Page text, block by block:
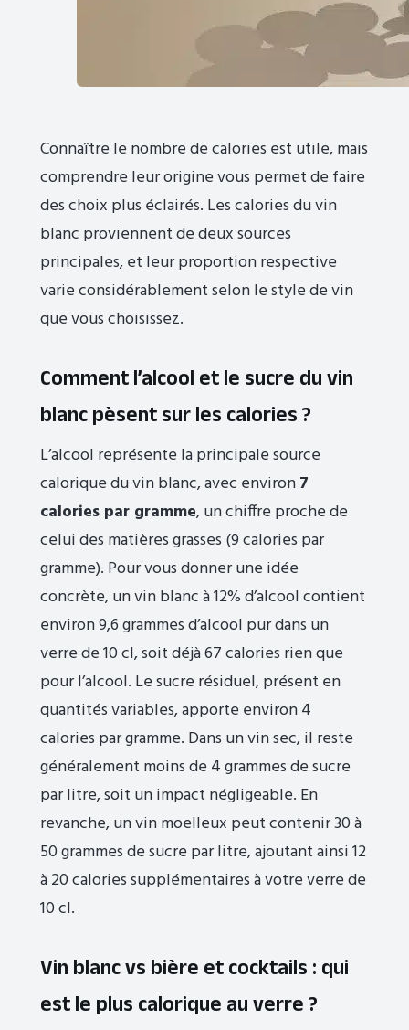
Connaître le nombre de calories est utile, mais
comprendre leur origine vous permet de faire
des choix plus éclairés. Les calories du vin
blanc proviennent de deux sources
principales, et leur proportion respective
varie considérablement selon le style de vin
que vous choisissez.
Comment l’alcool et le sucre du vin
blanc pèsent sur les calories ?
L’alcool représente la principale source
calorique du vin blanc, avec environ7
calories par gramme, un chiffre proche de
celui des matières grasses (9 calories par
gramme). Pour vous donner une idée
concrète, un vin blanc à 12% d’alcool contient
environ 9,6 grammes d’alcool pur dans un
verre de 10 cl, soit déjà 67 calories rien que
pour l’alcool. Le sucre résiduel, présent en
quantités variables, apporte environ 4
calories par gramme. Dans un vin sec, il reste
généralement moins de 4 grammes de sucre
par litre, soit un impact négligeable. En
revanche, un vin moelleux peut contenir 30 à
50 grammes de sucre par litre, ajoutant ainsi 12
à 20 calories supplémentaires à votre verre de
10 cl.
Vin blanc vs bière et cocktails : qui
est le plus calorique au verre ?